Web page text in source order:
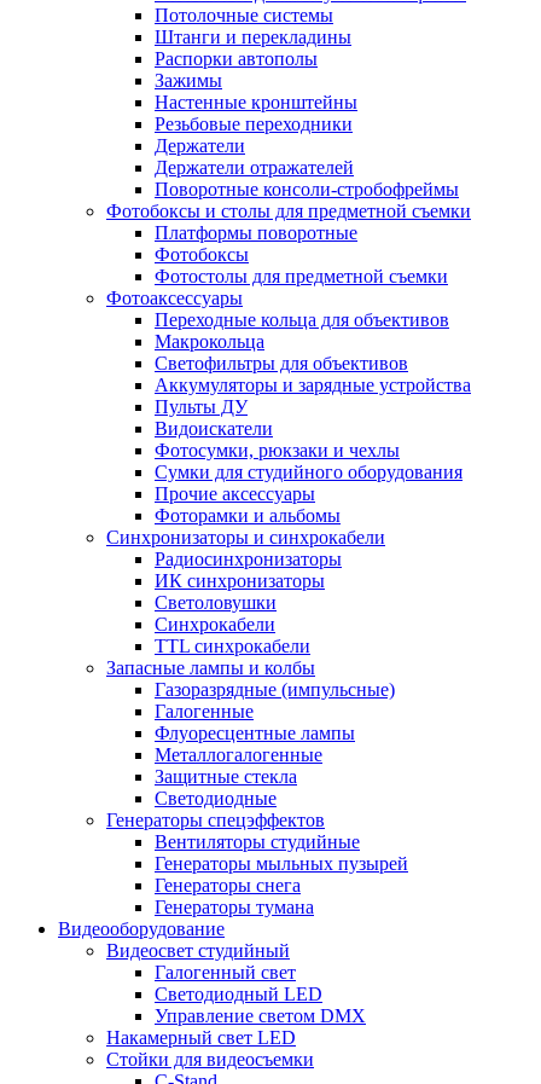
Потолочные системы
Штанги и перекладины
Распорки автополы
Зажимы
Настенные кронштейны
Резьбовые переходники
Держатели
Держатели отражателей
Поворотные консоли-стробофреймы
Фотобоксы и столы для предметной съемки
Платформы поворотные
Фотобоксы
Фотостолы для предметной съемки
Фотоаксессуары
Переходные кольца для объективов
Макрокольца
Светофильтры для объективов
Аккумуляторы и зарядные устройства
Пульты ДУ
Видоискатели
Фотосумки, рюкзаки и чехлы
Сумки для студийного оборудования
Прочие аксессуары
Фоторамки и альбомы
Синхронизаторы и синхрокабели
Радиосинхронизаторы
ИК синхронизаторы
Светоловушки
Синхрокабели
TTL синхрокабели
Запасные лампы и колбы
Газоразрядные (импульсные)
Галогенные
Флуоресцентные лампы
Металлогалогенные
Защитные стекла
Светодиодные
Генераторы спецэффектов
Вентиляторы студийные
Генераторы мыльных пузырей
Генераторы снега
Генераторы тумана
Видеооборудование
Видеосвет студийный
Галогенный свет
Светодиодный LED
Управление светом DMX
Накамерный свет LED
Стойки для видеосъемки